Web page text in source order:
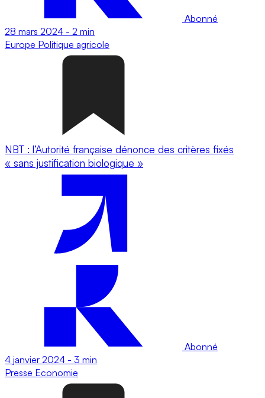
Abonné
28 mars 2024 - 2 min
Europe Politique agricole
NBT : l’Autorité française dénonce des critères fixés
« sans justification biologique »
Abonné
4 janvier 2024 - 3 min
Presse Economie